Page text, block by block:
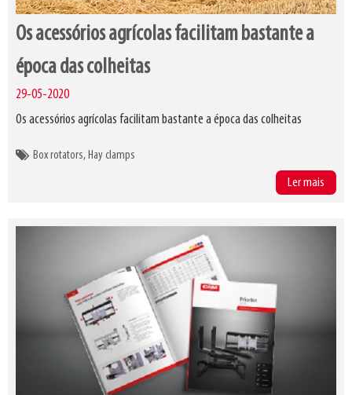
Os acessórios agrícolas facilitam bastante a
época das colheitas
29-05-2020
Os acessórios agrícolas facilitam bastante a época das colheitas
Box rotators Hay clamps
Ler mais